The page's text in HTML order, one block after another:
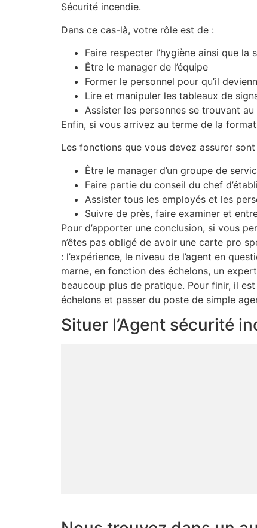
Sécurité incendie.
Dans ce cas-là, votre rôle est de :
Faire respecter l’hygiène ainsi que la
Être le manager de l’équipe
Former le personnel pour qu’il
Lire et manipuler les tableaux de
Assister les personnes se trouvant
Enfin, si vous arrivez au terme de la
Les fonctions que vous devez assurer
Être le manager d’un groupe de
Faire partie du conseil du chef
Assister tous les employés et les
Suivre de près, faire examiner et
Pour d’apporter une conclusion, si vous
n’êtes pas obligé de avoir une carte pro
: l’expérience, le niveau de l’agent en
marne, en fonction des échelons, un
beaucoup plus de pratique. Pour finir, il
échelons et passer du poste de simple
Situer l’Agent sécurité